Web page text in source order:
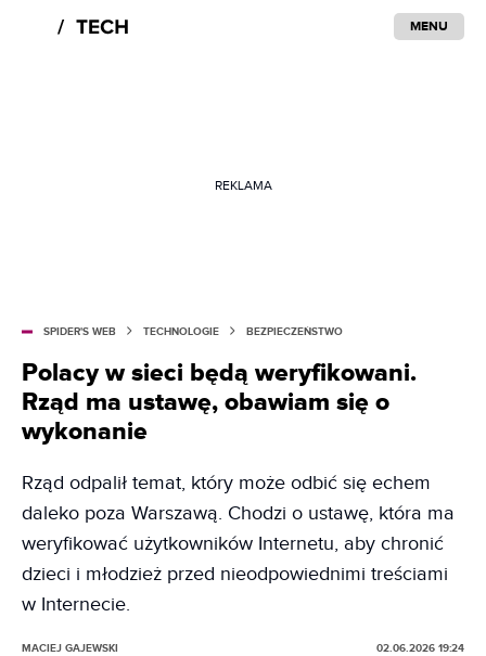
MENU
REKLAMA
SPIDER'S WEB TECHNOLOGIE BEZPIECZEŃSTWO
Polacy w sieci będą weryfikowani.
Rząd ma ustawę, obawiam się o
wykonanie
Rząd odpalił temat, który może odbić się echem
daleko poza Warszawą. Chodzi o ustawę, która ma
weryfikować użytkowników Internetu, aby chronić
dzieci i młodzież przed nieodpowiednimi treściami
w Internecie.
MACIEJ GAJEWSKI 02.06.2026 19:24